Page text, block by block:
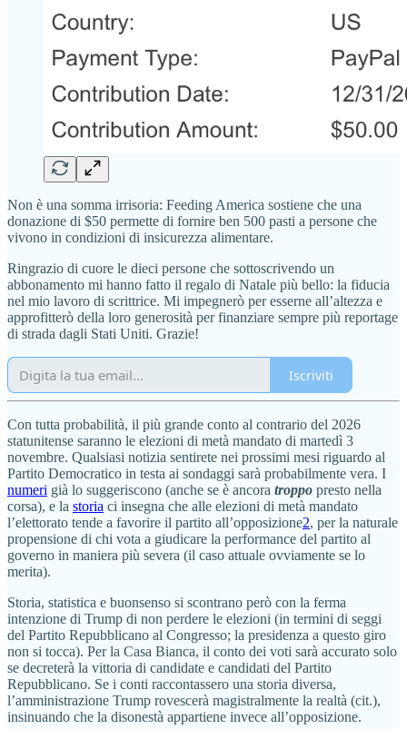
Non è una somma irrisoria: Feeding America sostiene che una
donazione di $50 permette di fornire ben 500 pasti a persone che
vivono in condizioni di insicurezza alimentare.
Ringrazio di cuore le dieci persone che sottoscrivendo un
abbonamento mi hanno fatto il regalo di Natale più bello: la fiducia
nel mio lavoro di scrittrice. Mi impegnerò per esserne all’altezza e
approfitterò della loro generosità per finanziare sempre più reportage
di strada dagli Stati Uniti. Grazie!
Iscriviti
Con tutta probabilità, il più grande conto al contrario del 2026
statunitense saranno le elezioni di metà mandato di martedì 3
novembre. Qualsiasi notizia sentirete nei prossimi mesi riguardo al
Partito Democratico in testa ai sondaggi sarà probabilmente vera. I
numeri già lo suggeriscono (anche se è ancora troppo presto nella
corsa), e la storia ci insegna che alle elezioni di metà mandato
l’elettorato tende a favorire il partito all’opposizione2, per la naturale
propensione di chi vota a giudicare la performance del partito al
governo in maniera più severa (il caso attuale ovviamente se lo
merita).
Storia, statistica e buonsenso si scontrano però con la ferma
intenzione di Trump di non perdere le elezioni (in termini di seggi
del Partito Repubblicano al Congresso; la presidenza a questo giro
non si tocca). Per la Casa Bianca, il conto dei voti sarà accurato solo
se decreterà la vittoria di candidate e candidati del Partito
Repubblicano. Se i conti raccontassero una storia diversa,
l’amministrazione Trump rovescerà magistralmente la realtà (cit.),
insinuando che la disonestà appartiene invece all’opposizione.